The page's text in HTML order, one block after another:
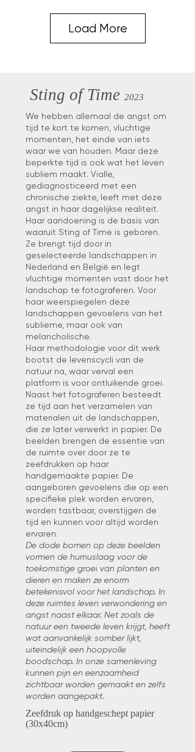
Load More
Sting of Time 2023
We hebben allemaal de angst om
tijd te kort te komen, vluchtige
momenten, het einde van iets
waar we van houden. Maar deze
beperkte tijd is ook wat het leven
subliem maakt. Vialle,
gediagnosticeerd met een
chronische ziekte, leeft met deze
angst in haar dagelijkse realiteit.
Haar aandoening is de basis van
waaruit Sting of Time is geboren.
Ze brengt tijd door in
geselecteerde landschappen in
Nederland en België en legt
vluchtige momenten vast door het
landschap te fotograferen. Voor
haar weerspiegelen deze
landschappen gevoelens van het
sublieme, maar ook van
melancholische.
Haar methodologie voor dit werk
bootst de levenscycli van de
natuur na, waar verval een
platform is voor ontluikende groei.
Naast het fotograferen besteedt
ze tijd aan het verzamelen van
materialen uit de landschappen,
die ze later verwerkt in papier. De
beelden brengen de essentie van
de ruimte over door ze te
zeefdrukken op haar
handgemaakte papier. De
aangeboren gevoelens die op een
specifieke plek worden ervaren,
worden tastbaar, overstijgen de
tijd en kunnen voor altijd worden
ervaren.
De dode bomen op deze beelden
vormen de humuslaag voor de
toekomstige groei van planten en
dieren en maken ze enorm
betekenisvol voor het landschap. In
deze ruimtes leven verwondering en
angst naast elkaar. Net zoals de
natuur een tweede leven krijgt, heeft
wat aanvankelijk somber lijkt,
uiteindelijk een hoopvolle
boodschap. In onze samenleving
kunnen pijn en eenzaamheid
zichtbaar worden gemaakt en zelfs
worden aangepakt.
Zeefdruk op handgeschept papier
(30x40cm)